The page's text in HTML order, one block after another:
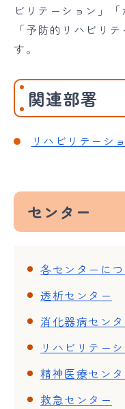
ビリテーション」「
「予防的リハビリ
す。
関連部署
リハビリテーシ
センター
各センターに
透析センター
消化器病セン
リハビリテー
精神医療セン
救急センター